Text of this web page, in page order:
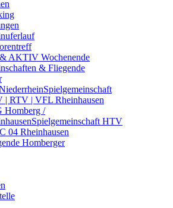
AKTIV Wochenende
& Fliegende
Spielgemeinschaft
| RTV | VFL Rheinhausen
Homberg /
Spielgemeinschaft HTV
04 Rheinhausen
Homberger